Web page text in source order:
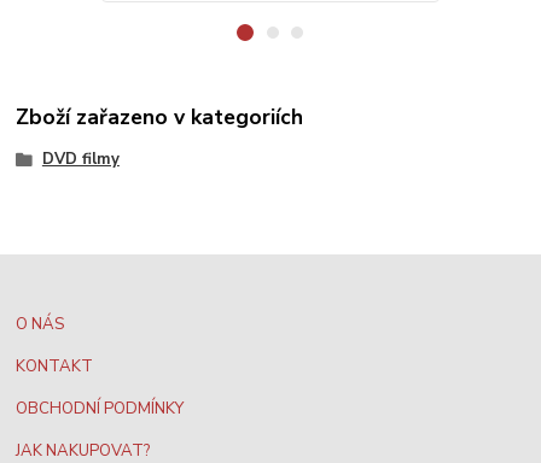
Zboží zařazeno v kategoriích
DVD filmy
O NÁS
KONTAKT
OBCHODNÍ PODMÍNKY
JAK NAKUPOVAT?